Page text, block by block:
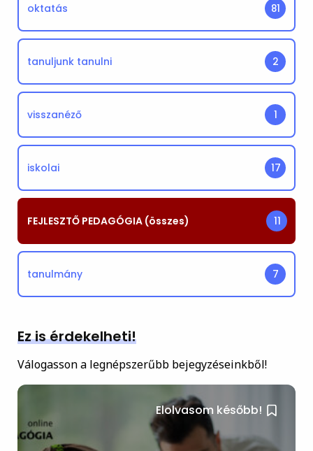
oktatás 81
tanuljunk tanulni 2
visszanéző 1
iskolai 17
FEJLESZTŐ PEDAGÓGIA (összes) 11
tanulmány 7
Ez is érdekelheti!
Válogasson a legnépszerűbb bejegyzéseinkből!
Elolvasom később!